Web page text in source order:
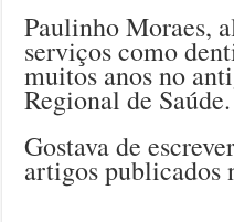
Paulinho Moraes,
serviços como
muitos anos no
Regional de Saúde.
Gostava de
artigos publicados